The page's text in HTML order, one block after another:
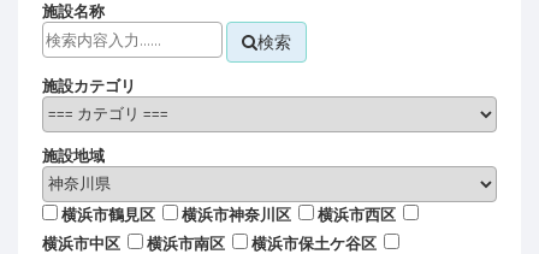
施設名称
検索
施設カテゴリ
施設地域
横浜市鶴見区 横浜市神奈川区
横浜市西区
横浜市中区
横浜市南区
横浜市保土ケ谷区